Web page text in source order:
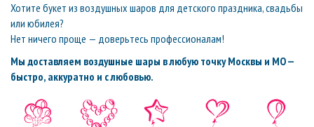
Хотите букет из воздушных шаров для детского праздника, свадьбы
или юбилея?
Нет ничего проще — доверьтесь профессионалам!
Мы доставляем воздушные шары в любую точку Москвы и МО —
быстро, аккуратно и с любовью.